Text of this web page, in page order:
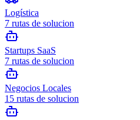
Logística
7 rutas de solucion
Startups SaaS
7 rutas de solucion
Negocios Locales
15 rutas de solucion